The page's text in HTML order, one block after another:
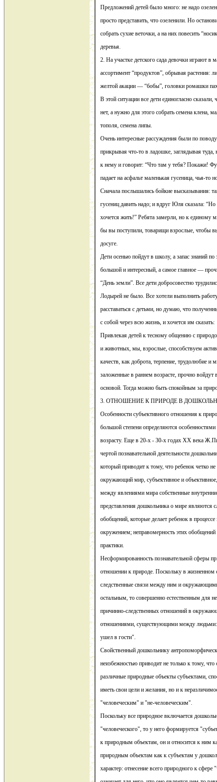
Предложений детей было много: не надо
просто представить, что озеленили. Но
собрать сухие веточки, а на них повесить
деревья.
2. На участке детского сада девочки играют в
ассортимент “продуктов”, обрывая растения:
желтой акации — “бобы”, головки ромашки
В этой ситуации все дети единогласно сказали,
нет, а нужно для этого собрать семена клена,
тополя, семена липы.
Очень интересные рассуждения были по
прикрывая что-то в ладошке, заглядывая
к нему и говорит: “Что там у тебя? Покажи!
падает на асфальт маленькая гусеница, чья-то
Сначала послышались бойкие высказывания:
гусениц давить надо; и вдруг Юля сказала:
хочется жить!” Ребята замерли, но к единому
бы вы поступили, товарищи взрослые, чтобы
досуге.
Дети осенью пойдут в школу, а запас знаний по
большой и интересный, а самое главное —
“День земли”. Все дети добросовестно
Лодырей не было. Все хотели выполнить
расставаться с детьми, но думаю, что
с собой через всю жизнь, и хочется им сказать:
Привлекая детей к тесному общению с
и животных, мы, взрослые, способствуем
качеств, как доброта, терпение, трудолюбие и
заложенные в раннем возрасте, прочно войдут
основой. Тогда можно быть спокойным за
3. ОТНОШЕНИЕ К ПРИРОДЕ В
Особенности субъективного отношения к
большой степени определяются
возрасту. Еще в 20-х - 30-х годах ХХ века
чертой познавательной деятельности
который приводит к тому, что ребенок четко
окружающий мир, субъективное и
между явлениями мира собственные
представления дошкольника о мире являются
обобщений, которые делает ребенок в
окружением; неправомерность этих обобщений
практики.
Несформированность познавательной сферы
отношении к природе. Поскольку в жизненном
следственные связи между ним и
остальным, то совершенно естественным для
причинно-следственных отношений в
отношениями, существующими между людьми:
ушел в гости".
Свойственный дошкольнику
неизбежностью приводит не только к тому, что
различные природные объекты субъектами,
иметь свои цели и желания, но и к
"человеческим" и "не-человеческим".
Поскольку все природное включается
"человеческого", то у него формируется
к природным объектам, он и относится к ним
природным объектам как к субъектам у
характер: отнесение всего природного к сфере